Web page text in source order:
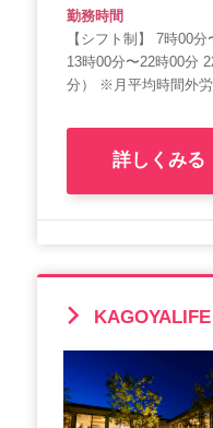
勤務時間
【シフト制】 7時00
13時00分〜22時00分
分） ※月平均時間外
詳しくみる
KAGOYALIFE